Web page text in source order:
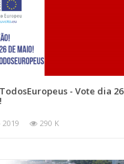
- Vote dia 26
290 K